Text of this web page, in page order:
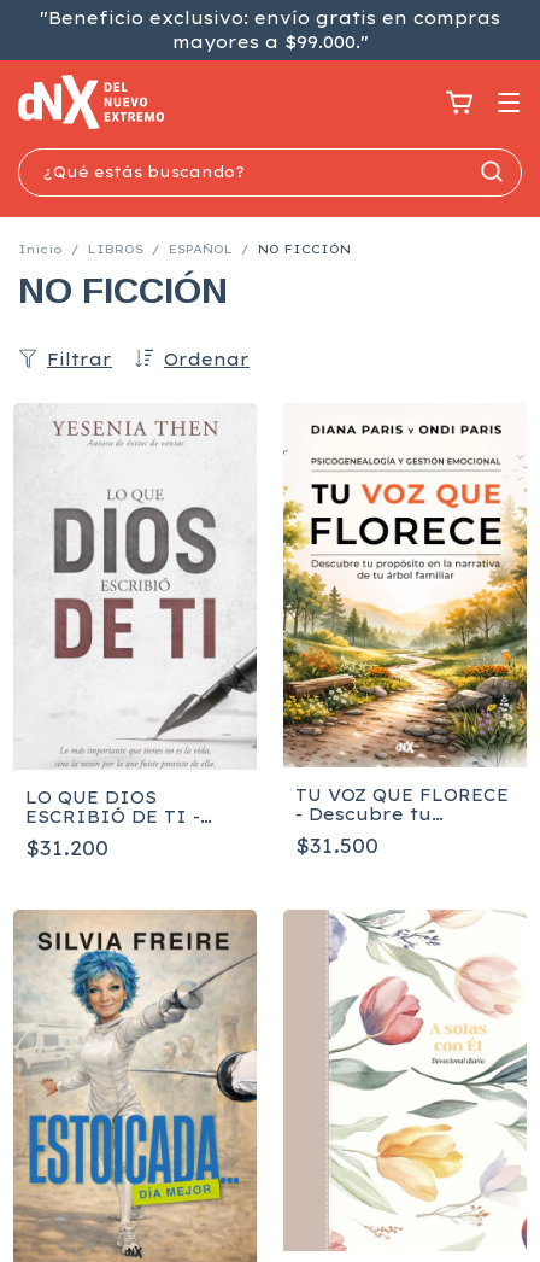
"Beneficio exclusivo: envío gratis en compras
mayores a $99.000."
Inicio / LIBROS / ESPAÑOL / NO FICCIÓN
NO FICCIÓN
Ordenar
Filtrar
LO QUE DIOS
ESCRIBIÓ DE TI -
Yesenia Then
$31.200
TU VOZ QUE FLORECE
- Descubre tu
propósito en la
narrativa de tu árbol
$31.500